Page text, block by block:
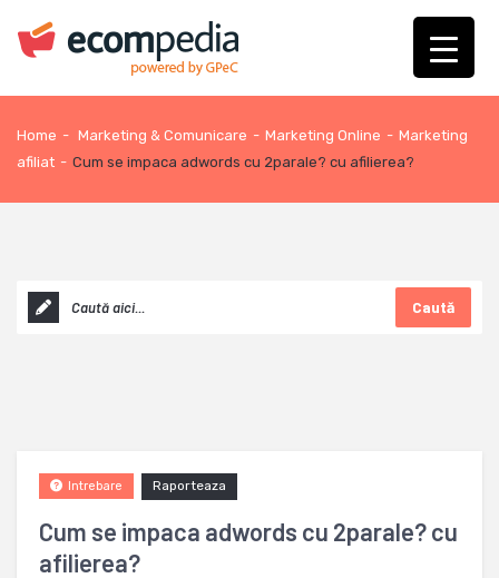
Home - Marketing & Comunicare - Marketing Online - Marketing
afiliat - Cum se impaca adwords cu 2parale? cu afilierea?
Caută
Cum se impaca adwords cu 2parale? cu
afilierea?
Raporteaza
Intrebare